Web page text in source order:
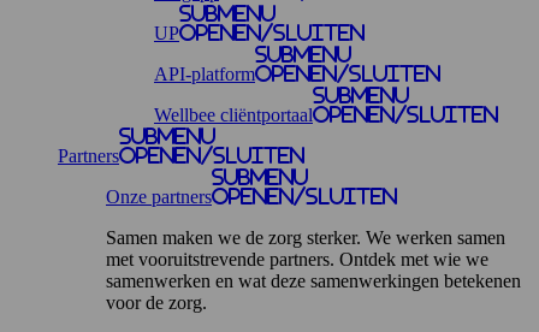
UP
Submenu
openen/sluiten
API-platform
Submenu
openen/sluiten
Wellbee cliëntportaal
Submenu
openen/sluiten
Partners
Submenu
openen/sluiten
Onze partners
Submenu
openen/sluiten
Samen maken we de zorg sterker. We werken samen
met vooruitstrevende partners. Ontdek met wie we
samenwerken en wat deze samenwerkingen betekenen
voor de zorg.